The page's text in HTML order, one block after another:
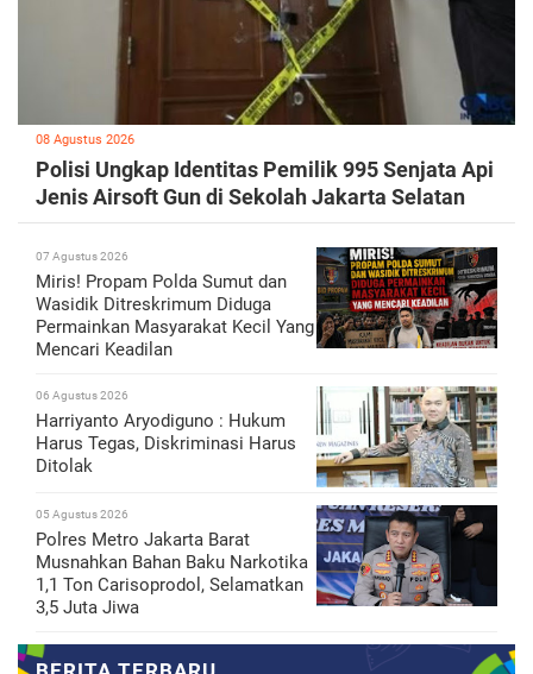
08 Agustus 2026
Polisi Ungkap Identitas Pemilik 995 Senjata Api
Jenis Airsoft Gun di Sekolah Jakarta Selatan
07 Agustus 2026
Miris! Propam Polda Sumut dan
Wasidik Ditreskrimum Diduga
Permainkan Masyarakat Kecil Yang
Mencari Keadilan
06 Agustus 2026
Harriyanto Aryodiguno : Hukum
Harus Tegas, Diskriminasi Harus
Ditolak
05 Agustus 2026
Polres Metro Jakarta Barat
Musnahkan Bahan Baku Narkotika
1,1 Ton Carisoprodol, Selamatkan
3,5 Juta Jiwa